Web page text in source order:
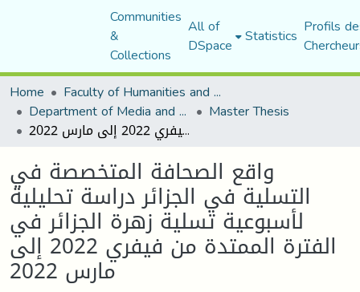
Communities
&
Collections
All of
DSpace Statistics Profils
Home
Faculty of Humanities and Social Sciences
Department of Media and Communication Studies Master Thesis
واقع الصحافة المتخصصة في التسلية في الجزائر دراسة تحليلية لأسبوعية تسلية زهرة الجزائر في الفترة الممتدة من فيفري 2022 إلى مارس 2022
واقع الصحافة المتخصصة في
التسلية في الجزائر دراسة تحليلية
لأسبوعية تسلية زهرة الجزائر في
الفترة الممتدة من فيفري 2022 إلى
مارس 2022